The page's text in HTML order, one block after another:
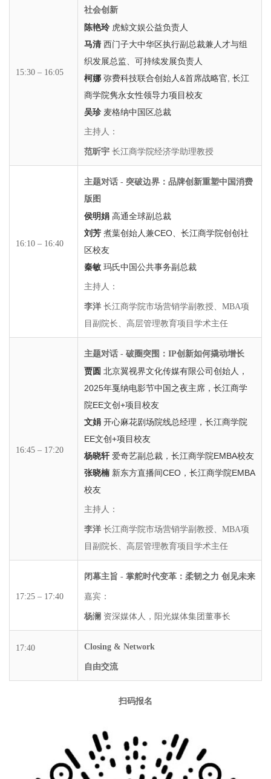
15:30 – 16:05
社会创新
陈艳玲 虎鲸文娱公益负责人
马清 西门子大中华区执行副总裁兼人才与组
织发展总监、可持续发展负责人
柯娜 弥费科技联合创始人&首席战略官, 长江
商学院隽永女性领导力项目校友
吴珍麦格纳中国区总裁
主持人：
范昕宇 长江商学院经济学助理教授
16:10 – 16:40
主题对话 - 突破边界：品牌创新重塑中国消费
版图
侯明娟 高通全球副总裁
刘芳 煮葉创始人兼CEO、长江商学院创创社
区校友
秦敏 玛氏中国公共事务副总裁
主持人：
李洋 长江商学院市场营销学副教授、MBA项
目副院长、高层管理教育项目学术主任
16:45 – 17:20
主题对话 - 破圈突围：IP创新如何撬动增长
贾圆 北京翼视界文化传媒有限公司创始人，
2025年戛纳电影节中国之夜主席，长江商学
院EE文创+项目校友
文娟 开心麻花剧场院线总经理，长江商学院
EE文创+项目校友
杨晓轩爱奇艺副总裁，长江商学院EMBA校友
张晓楠 新东方直播间CEO，长江商学院EMBA
校友
主持人：
李洋 长江商学院市场营销学副教授、MBA项
目副院长、高层管理教育项目学术主任
17:25 – 17:40
闭幕主旨 - 掌舵时代变革：柔韧之力 创见未来
嘉宾：
杨澜 资深媒体人，阳光媒体集团董事⻓
17:40 Closing & Network
自由交流
扫码报名